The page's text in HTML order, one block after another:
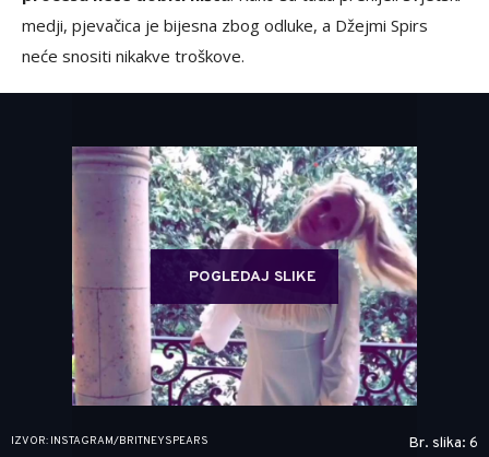
medji, pjevačica je bijesna zbog odluke, a Džejmi Spirs
neće snositi nikakve troškove.
POGLEDAJ SLIKE
IZVOR: INSTAGRAM/BRITNEYSPEARS Br. slika: 6